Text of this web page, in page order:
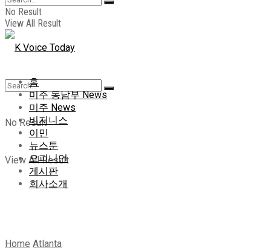
No Result
View All Result
No Result
View All Result
홈
미주 동남부 News
미주 News
비지니스
이민
뉴스툰
오피니언
게시판
회사소개
Home Atlanta